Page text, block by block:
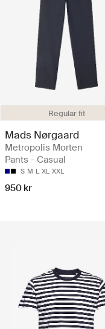
Regular fit
Mads Nørgaard
Metropolis Morten
Pants - Casual
S M L XL XXL
950 kr